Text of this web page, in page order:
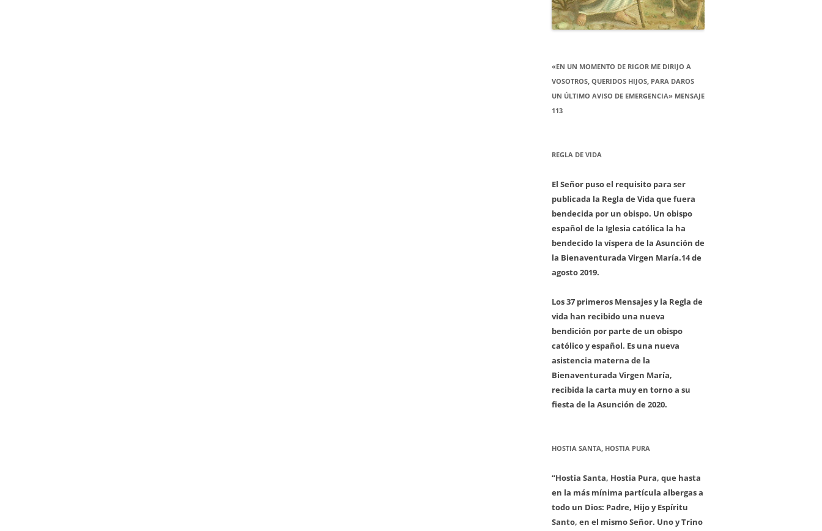
«EN UN MOMENTO DE RIGOR ME DIRIJO A
VOSOTROS, QUERIDOS HIJOS, PARA DAROS
UN ÚLTIMO AVISO DE EMERGENCIA» MENSAJE
113
REGLA DE VIDA
El Señor puso el requisito para ser
publicada la Regla de Vida que fuera
bendecida por un obispo. Un obispo
español de la Iglesia católica la ha
bendecido la víspera de la Asunción de
la Bienaventurada Virgen María.14 de
agosto 2019.
Los 37 primeros Mensajes y la Regla de
vida han recibido una nueva
bendición por parte de un obispo
católico y español. Es una nueva
asistencia materna de la
Bienaventurada Virgen María,
recibida la carta muy en torno a su
fiesta de la Asunción de 2020.
HOSTIA SANTA, HOSTIA PURA
“Hostia Santa, Hostia Pura, que hasta
en la más mínima partícula albergas a
todo un Dios: Padre, Hijo y Espíritu
Santo, en el mismo Señor. Uno y Trino